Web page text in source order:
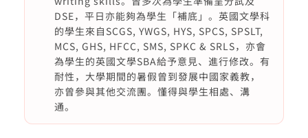
DSE，平日亦能夠為學生「補底」。英國文學科
的學生來自SCGS, YWGS, HYS, SPCS, SPSLT,
MCS, GHS, HFCC, SMS, SPKC & SRLS，亦會
為學生的英國文學SBA給予意見、進行修改。有
耐性，大學期間的暑假曾到發展中國家義教，
亦曾參與其他交流團。懂得與學生相處、溝
通。